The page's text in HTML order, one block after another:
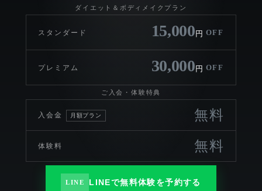
ダイエット＆ボディメイクプラン
スタンダード 15,000 円 OFF
プレミアム 30,000 円 OFF
ご入会・体験特典
入会金 月額プラン 無料
体験料 無料
LINE LINEで無料体験を予約する